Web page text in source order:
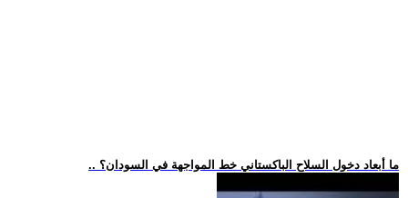
.. ما أبعاد دخول السلاح الباكستاني خط المواجهة في السودان؟